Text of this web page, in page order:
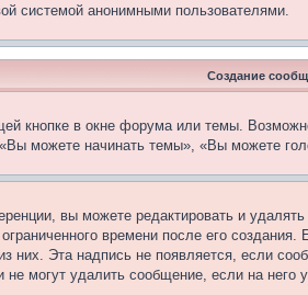
системой анонимными пользователями.
Создание
кнопке в окне форума или темы.
можете начинать темы», «Вы можете
вы можете редактировать и
времени после его
них. Эта надпись не появляется, если
могут удалить сообщение, если на него